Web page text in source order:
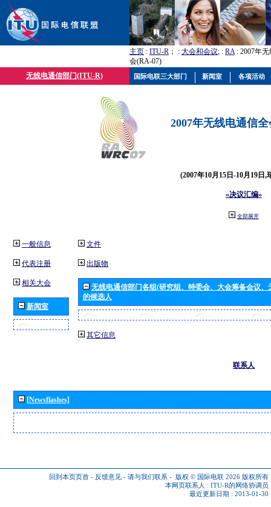
主页 : ITU-R ； : 大会和会议; : RA: 2007年
会(RA-07)
无线电通信部门(ITU-R)
2007年无线电通信
(2007年10月15日-10月19日,
«决议汇编»
全部展开
一般信息
代表注册
相关大会
新闻室
文件
出版物
无线电通信部门各组(研究组、特委会、大会筹备会议
的候选人
其它信息
联系人
[Newsflashes]
回到本页页首 - 反馈意见 - 请与我们联系 - 版权 © 国际电联 2026 版权所有
本网页联系人 : ITU-R的网络协调员
最近更新日期 : 2013-01-30
国际电联三大部门 新闻室 各项活动